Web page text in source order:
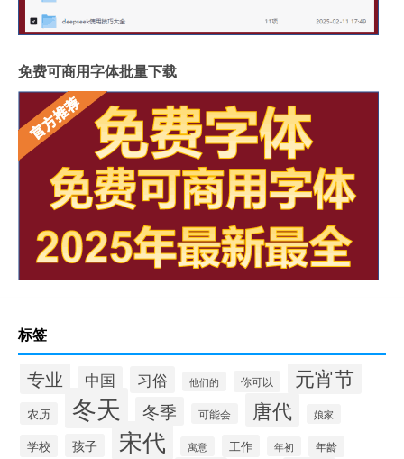
免费可商用字体批量下载
标签
专业 中国 习俗 他们的 你可以 元宵节
农历 冬天 冬季 可能会 唐代 娘家
学校 孩子 宋代 寓意 工作 年初 年龄